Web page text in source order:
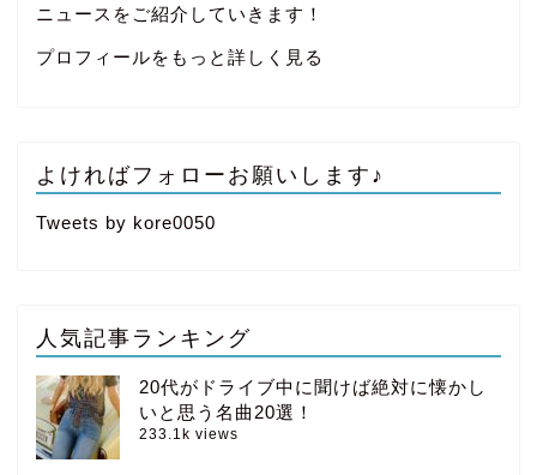
ニュースをご紹介していきます！
プロフィールをもっと詳しく見る
よければフォローお願いします♪
Tweets by kore0050
人気記事ランキング
20代がドライブ中に聞けば絶対に懐かし
いと思う名曲20選！
233.1k views